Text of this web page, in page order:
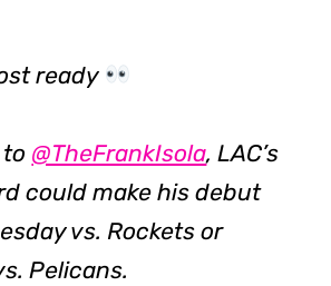
ready
@TheFrankIsola, LAC’s
could make his debut
vs. Rockets or
Pelicans.